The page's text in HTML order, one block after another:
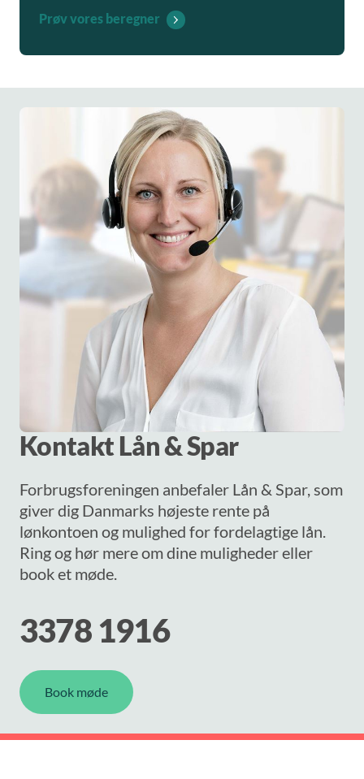
Prøv vores beregner
Kontakt Lån & Spar
Forbrugsforeningen anbefaler Lån & Spar, som
giver dig Danmarks højeste rente på
lønkontoen og mulighed for fordelagtige lån.
Ring og hør mere om dine muligheder eller
book et møde.
3378 1916
Book møde